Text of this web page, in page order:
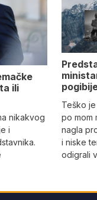
ili
nikakvog
i
Teško
po mom
nagla
i niske
odigrali